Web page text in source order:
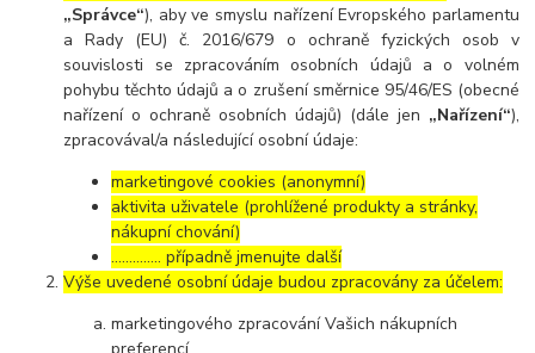
„Správce“), aby ve smyslu nařízení Evropského parlamentu
a Rady (EU) č. 2016/679 o ochraně fyzických osob v
souvislosti se zpracováním osobních údajů a o volném
pohybu těchto údajů a o zrušení směrnice 95/46/ES (obecné
nařízení o ochraně osobních údajů) (dále jen „Nařízení“),
zpracovával/a následující osobní údaje:
marketingové cookies (anonymní)
aktivita uživatele (prohlížené produkty a stránky,
nákupní chování)
………….. případně jmenujte další
Výše uvedené osobní údaje budou zpracovány za účelem:
marketingového zpracování Vašich nákupních